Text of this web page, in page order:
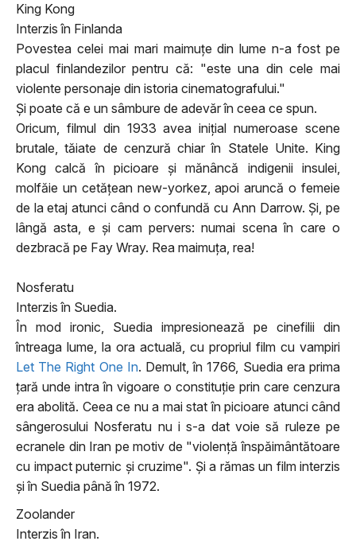
King Kong
Interzis în Finlanda
Povestea celei mai mari maimuţe din lume n-a fost pe
placul finlandezilor pentru că: "este una din cele mai
violente personaje din istoria cinematografului."
Şi poate că e un sâmbure de adevăr în ceea ce spun.
Oricum, filmul din 1933 avea iniţial numeroase scene
brutale, tăiate de cenzură chiar în Statele Unite. King
Kong calcă în picioare şi mănâncă indigenii insulei,
molfăie un cetăţean new-yorkez, apoi aruncă o femeie
de la etaj atunci când o confundă cu Ann Darrow. Şi, pe
lângă asta, e şi cam pervers: numai scena în care o
dezbracă pe Fay Wray. Rea maimuţa, rea!
Nosferatu
Interzis în Suedia.
În mod ironic, Suedia impresionează pe cinefilii din
întreaga lume, la ora actuală, cu propriul film cu vampiri
Let The Right One In. Demult, în 1766, Suedia era prima
ţară unde intra în vigoare o constituţie prin care cenzura
era abolită. Ceea ce nu a mai stat în picioare atunci când
sângerosului Nosferatu nu i s-a dat voie să ruleze pe
ecranele din Iran pe motiv de "violenţă înspăimântătoare
cu impact puternic şi cruzime". Şi a rămas un film interzis
şi în Suedia până în 1972.
Zoolander
Interzis în Iran.